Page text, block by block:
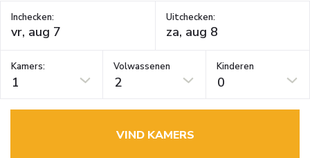
Inchecken: Uitchecken:
Kamers:
1
Volwassenen
2
Kinderen
0
VIND KAMERS